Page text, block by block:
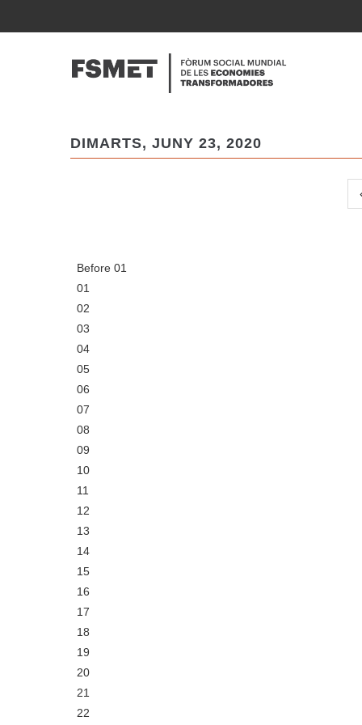
al
DIMARTS, JUNY 23, 2020
Before 01
01
02
03
04
05
06
07
08
09
10
11
12
13
14
15
16
17
18
19
20
21
22